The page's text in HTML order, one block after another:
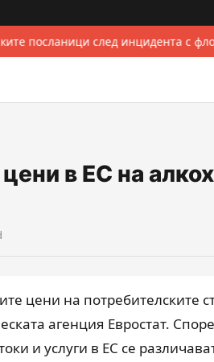
посланици след инцидента с
в ЕС на
цени на потребителските
агенция Евростат.
и услуги в ЕС се